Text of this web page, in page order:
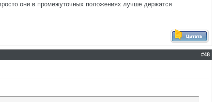
они в промежуточных положениях лучше держатся
#48